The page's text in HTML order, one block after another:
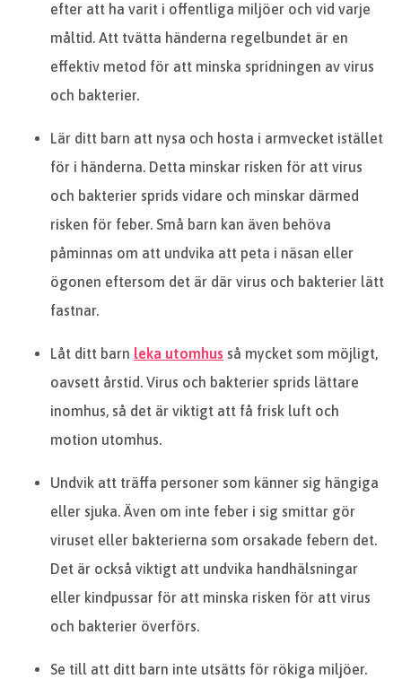
efter att ha varit i offentliga miljöer och vid varje
måltid. Att tvätta händerna regelbundet är en
effektiv metod för att minska spridningen av virus
och bakterier.
Lär ditt barn att nysa och hosta i armvecket istället
för i händerna. Detta minskar risken för att virus
och bakterier sprids vidare och minskar därmed
risken för feber. Små barn kan även behöva
påminnas om att undvika att peta i näsan eller
ögonen eftersom det är där virus och bakterier lätt
fastnar.
Låt ditt barn leka utomhus så mycket som möjligt,
oavsett årstid. Virus och bakterier sprids lättare
inomhus, så det är viktigt att få frisk luft och
motion utomhus.
Undvik att träffa personer som känner sig hängiga
eller sjuka. Även om inte feber i sig smittar gör
viruset eller bakterierna som orsakade febern det.
Det är också viktigt att undvika handhälsningar
eller kindpussar för att minska risken för att virus
och bakterier överförs.
Se till att ditt barn inte utsätts för rökiga miljöer.